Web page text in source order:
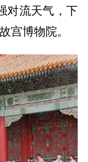
对流天气，下
宫博物院。